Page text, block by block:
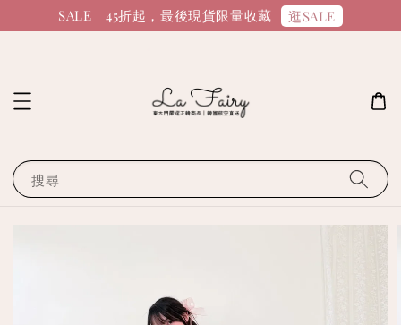
SALE｜45折起，最後現貨限量收藏 逛SALE
搜尋